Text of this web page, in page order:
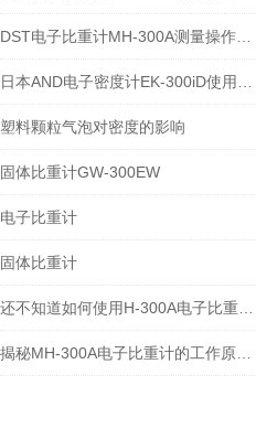
塑料颗粒气泡对密度的影响
固体比重计GW-300EW
电子比重计
固体比重计